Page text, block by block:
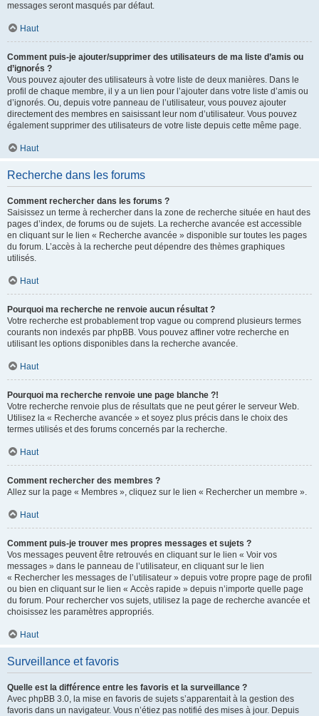
messages seront masqués par défaut.
Haut
Comment puis-je ajouter/supprimer des utilisateurs de ma liste d’amis ou
d’ignorés ?
Vous pouvez ajouter des utilisateurs à votre liste de deux manières. Dans le
profil de chaque membre, il y a un lien pour l’ajouter dans votre liste d’amis ou
d’ignorés. Ou, depuis votre panneau de l’utilisateur, vous pouvez ajouter
directement des membres en saisissant leur nom d’utilisateur. Vous pouvez
également supprimer des utilisateurs de votre liste depuis cette même page.
Haut
Recherche dans les forums
Comment rechercher dans les forums ?
Saisissez un terme à rechercher dans la zone de recherche située en haut des
pages d’index, de forums ou de sujets. La recherche avancée est accessible
en cliquant sur le lien « Recherche avancée » disponible sur toutes les pages
du forum. L’accès à la recherche peut dépendre des thèmes graphiques
utilisés.
Haut
Pourquoi ma recherche ne renvoie aucun résultat ?
Votre recherche est probablement trop vague ou comprend plusieurs termes
courants non indexés par phpBB. Vous pouvez affiner votre recherche en
utilisant les options disponibles dans la recherche avancée.
Haut
Pourquoi ma recherche renvoie une page blanche ?!
Votre recherche renvoie plus de résultats que ne peut gérer le serveur Web.
Utilisez la « Recherche avancée » et soyez plus précis dans le choix des
termes utilisés et des forums concernés par la recherche.
Haut
Comment rechercher des membres ?
Allez sur la page « Membres », cliquez sur le lien « Rechercher un membre ».
Haut
Comment puis-je trouver mes propres messages et sujets ?
Vos messages peuvent être retrouvés en cliquant sur le lien « Voir vos
messages » dans le panneau de l’utilisateur, en cliquant sur le lien
« Rechercher les messages de l’utilisateur » depuis votre propre page de profil
ou bien en cliquant sur le lien « Accès rapide » depuis n’importe quelle page
du forum. Pour rechercher vos sujets, utilisez la page de recherche avancée et
choisissez les paramètres appropriés.
Haut
Surveillance et favoris
Quelle est la différence entre les favoris et la surveillance ?
Avec phpBB 3.0, la mise en favoris de sujets s’apparentait à la gestion des
favoris dans un navigateur. Vous n’étiez pas notifié des mises à jour. Depuis